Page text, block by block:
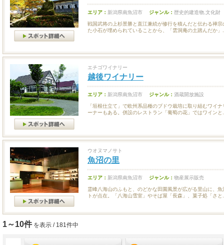
エリア： 新潟県南魚沼市 ジャンル： 歴史的建造物,文化財
戦国武将の上杉景勝と直江兼続が修行を積んだと伝わる禅
た小石が埋められていることから、「雲洞庵の土踏んだか」
エチゴワイナリー
越後ワイナリー
エリア： 新潟県南魚沼市 ジャンル： 酒蔵開放施設
「垣根仕立て」で欧州系品種のブドウ栽培に取り組むワイ
ーナーもある。併設のレストラン「葡萄の花」ではワインと
ウオヌマノサト
魚沼の里
エリア： 新潟県南魚沼市 ジャンル： 物産展示販売
霊峰八海山のふもと、のどかな田園風景が広がる里山に、
トが点在。「八海山雪室」やそば屋「長森」、菓子処「さと
1～10件 を表示 / 181件中